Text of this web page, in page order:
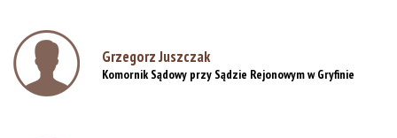
Grzegorz Juszczak
Komornik Sądowy przy Sądzie Rejonowym w Gryfinie